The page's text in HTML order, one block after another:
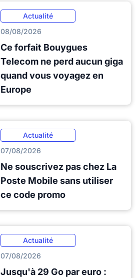
Actualité
08/08/2026
Ce forfait Bouygues
Telecom ne perd aucun giga
quand vous voyagez en
Europe
Actualité
07/08/2026
Ne souscrivez pas chez La
Poste Mobile sans utiliser
ce code promo
Actualité
07/08/2026
Jusqu'à 29 Go par euro :